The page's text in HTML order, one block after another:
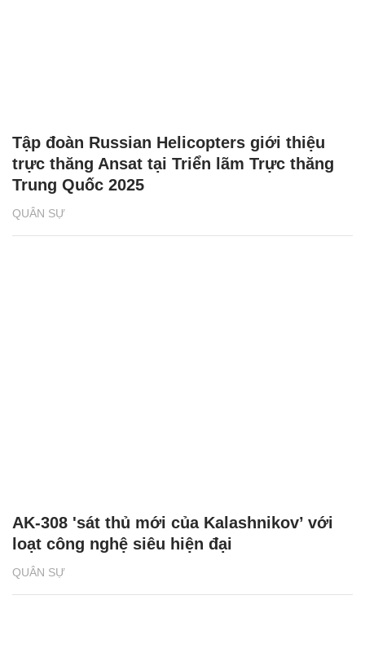
QUÂN SỰ
Tập đoàn Russian Helicopters giới thiệu
trực thăng Ansat tại Triển lãm Trực thăng
Trung Quốc 2025
QUÂN SỰ
AK-308 'sát thủ mới của Kalashnikov’ với
loạt công nghệ siêu hiện đại